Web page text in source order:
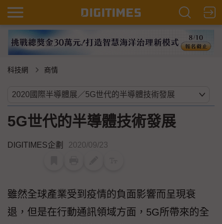
科技網 商情
5G世代的半導體技術發展
DIGITIMES企劃 2020/09/23
雖然全球產業受到疫情的負面影響而呈現衰
退，但是在行動通訊領域方面，5G所帶來的全